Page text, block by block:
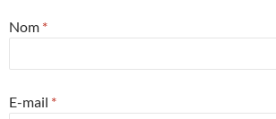
Nom *
E-mail *